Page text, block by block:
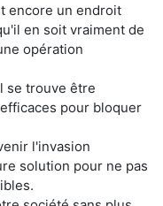
encore un endroit
en soit vraiment de
opération
se trouve être
pour bloquer
l'invasion
solution pour ne pas